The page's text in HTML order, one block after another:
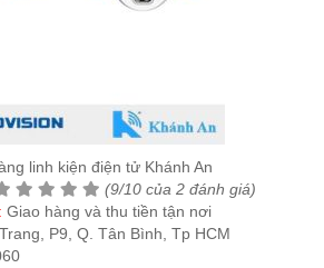
linh kiện điện tử Khánh An
(9/10 của 2 đánh giá)
Giao hàng và thu tiền tận nơi
P9, Q. Tân Bình, Tp HCM